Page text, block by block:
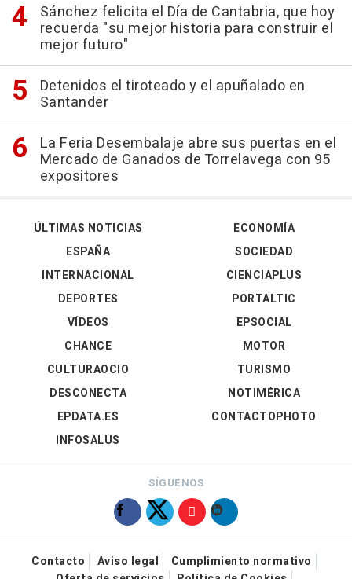
Sánchez felicita el Día de Cantabria, que hoy
recuerda "su mejor historia para construir el
mejor futuro"
Detenidos el tiroteado y el apuñalado en
Santander
La Feria Desembalaje abre sus puertas en el
Mercado de Ganados de Torrelavega con 95
expositores
ÚLTIMAS NOTICIAS
ESPAÑA
INTERNACIONAL
DEPORTES
VÍDEOS
ECONOMÍA
SOCIEDAD
CIENCIAPLUS
PORTALTIC
EPSOCIAL
CHANCE
CULTURAOCIO
DESCONECTA
EPDATA.ES
INFOSALUS
MOTOR
TURISMO
NOTIMÉRICA
CONTACTOPHOTO
SÍGUENOS
Contacto Aviso legal
Cumplimiento normativo